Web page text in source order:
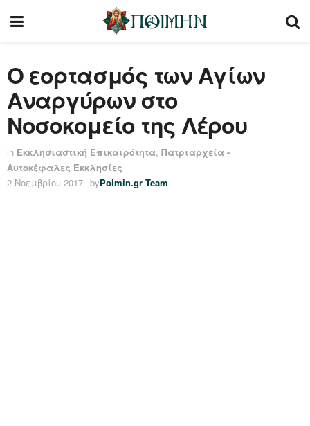
Ο εορτασμός των Αγίων
Αναργύρων στο
Νοσοκομείο της Λέρου
in Εκκλησιαστική Επικαιρότητα, Πατριαρχεία -
Αυτοκέφαλες Εκκλησίες
2 Νοεμβρίου 2017 byPoimin.gr Team